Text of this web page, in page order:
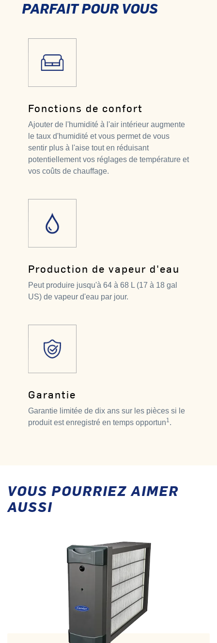
PARFAIT POUR VOUS
Fonctions de confort
Ajouter de l'humidité à l'air intérieur augmente
le taux d'humidité et vous permet de vous
sentir plus à l'aise tout en réduisant
potentiellement vos réglages de température et
vos coûts de chauffage.
Production de vapeur d'eau
Peut produire jusqu'à 64 à 68 L (17 à 18 gal
US) de vapeur d'eau par jour.
Garantie
Garantie limitée de dix ans sur les pièces si le
produit est enregistré en temps opportun1.
VOUS POURRIEZ AIMER
AUSSI